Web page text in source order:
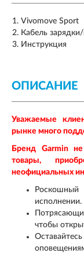
Vivomove Sport
Кабель
Инструкция
ОПИСАНИЕ
Уважаемые
рынке много
Бренд Garmin
товары,
неофициальных
исполнении.
чтобы